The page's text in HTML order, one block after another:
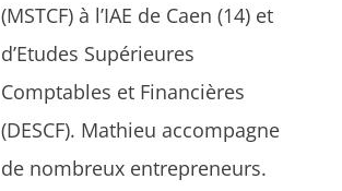
(MSTCF) à l’IAE de Caen (14) et
d’Etudes Supérieures
Comptables et Financières
(DESCF). Mathieu accompagne
de nombreux entrepreneurs.